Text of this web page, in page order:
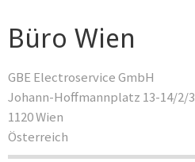
Büro Wien
GBE Electroservice GmbH
Johann-Hoffmannplatz 13-14/2/3
1120 Wien
Österreich